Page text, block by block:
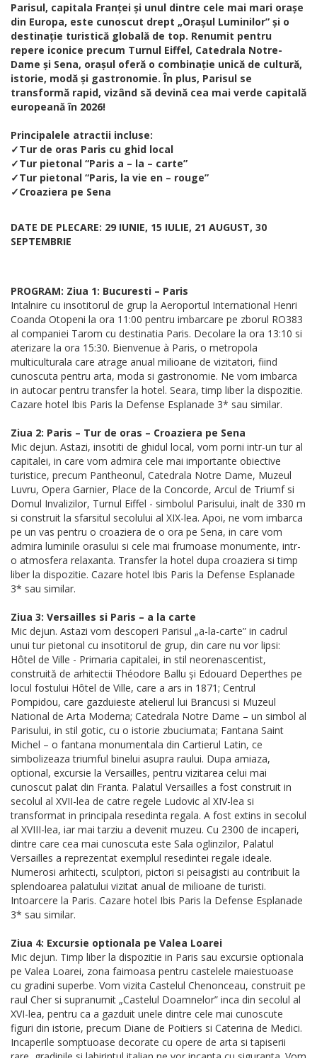
Parisul, capitala Franței și unul dintre cele mai mari orașe
din Europa, este cunoscut drept „Orașul Luminilor” și o
destinație turistică globală de top. Renumit pentru
repere iconice precum Turnul Eiffel, Catedrala Notre-
Dame și Sena, orașul oferă o combinație unică de cultură,
istorie, modă și gastronomie. În plus, Parisul se
transformă rapid, vizând să devină cea mai verde capitală
europeană în 2026!
Principalele atractii incluse:
✓Tur de oras Paris cu ghid local
✓Tur pietonal “Paris a – la – carte”
✓Tur pietonal “Paris, la vie en – rouge”
✓Croaziera pe Sena
DATE DE PLECARE: 29 IUNIE, 15 IULIE, 21 AUGUST, 30
SEPTEMBRIE
PROGRAM: Ziua 1: Bucuresti – Paris
Intalnire cu insotitorul de grup la Aeroportul International Henri
Coanda Otopeni la ora 11:00 pentru imbarcare pe zborul RO383
al companiei Tarom cu destinatia Paris. Decolare la ora 13:10 si
aterizare la ora 15:30. Bienvenue à Paris, o metropola
multiculturala care atrage anual milioane de vizitatori, fiind
cunoscuta pentru arta, moda si gastronomie. Ne vom imbarca
in autocar pentru transfer la hotel. Seara, timp liber la dispozitie.
Cazare hotel Ibis Paris la Defense Esplanade 3* sau similar.
Ziua 2: Paris – Tur de oras – Croaziera pe Sena
Mic dejun. Astazi, insotiti de ghidul local, vom porni intr-un tur al
capitalei, in care vom admira cele mai importante obiective
turistice, precum Pantheonul, Catedrala Notre Dame, Muzeul
Luvru, Opera Garnier, Place de la Concorde, Arcul de Triumf si
Domul Invalizilor, Turnul Eiffel - simbolul Parisului, inalt de 330 m
si construit la sfarsitul secolului al XIX-lea. Apoi, ne vom imbarca
pe un vas pentru o croaziera de o ora pe Sena, in care vom
admira luminile orasului si cele mai frumoase monumente, intr-
o atmosfera relaxanta. Transfer la hotel dupa croaziera si timp
liber la dispozitie. Cazare hotel Ibis Paris la Defense Esplanade
3* sau similar.
Ziua 3: Versailles si Paris – a la carte
Mic dejun. Astazi vom descoperi Parisul „a-la-carte” in cadrul
unui tur pietonal cu insotitorul de grup, din care nu vor lipsi:
Hôtel de Ville - Primaria capitalei, in stil neorenascentist,
construită de arhitectii Théodore Ballu și Edouard Deperthes pe
locul fostului Hôtel de Ville, care a ars in 1871; Centrul
Pompidou, care gazduieste atelierul lui Brancusi si Muzeul
National de Arta Moderna; Catedrala Notre Dame – un simbol al
Parisului, in stil gotic, cu o istorie zbuciumata; Fantana Saint
Michel – o fantana monumentala din Cartierul Latin, ce
simbolizeaza triumful binelui asupra raului. Dupa amiaza,
optional, excursie la Versailles, pentru vizitarea celui mai
cunoscut palat din Franta. Palatul Versailles a fost construit in
secolul al XVII-lea de catre regele Ludovic al XIV-lea si
transformat in principala resedinta regala. A fost extins in secolul
al XVIII-lea, iar mai tarziu a devenit muzeu. Cu 2300 de incaperi,
dintre care cea mai cunoscuta este Sala oglinzilor, Palatul
Versailles a reprezentat exemplul resedintei regale ideale.
Numerosi arhitecti, sculptori, pictori si peisagisti au contribuit la
splendoarea palatului vizitat anual de milioane de turisti.
Intoarcere la Paris. Cazare hotel Ibis Paris la Defense Esplanade
3* sau similar.
Ziua 4: Excursie optionala pe Valea Loarei
Mic dejun. Timp liber la dispozitie in Paris sau excursie optionala
pe Valea Loarei, zona faimoasa pentru castelele maiestuoase
cu gradini superbe. Vom vizita Castelul Chenonceau, construit pe
raul Cher si supranumit „Castelul Doamnelor” inca din secolul al
XVI-lea, pentru ca a gazduit unele dintre cele mai cunoscute
figuri din istorie, precum Diane de Poitiers si Caterina de Medici.
Incaperile somptuoase decorate cu opere de arta si tapiserii